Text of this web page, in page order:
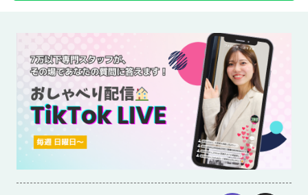
室内設備はCATV・ネット使用料不要・CSなど充実した設備を備
え付けています。暑い日でも寒い日でも、エアコンのある物件な
ら安心です。表面が平らなIHをお使いいただけるので、油汚れを
スッとお掃除できるのが魅力的です。暮らし快適物件、ネット回
線有り、お家でパソコンが使えます。納得できる住まい選びを行
っていきませんか。住まい環境はより良いものにしていきましょ
う。まずはこちらからご覧ください。・退去査定手数料：退去時
５，５００円 ・解約予告：２か月前・短期解約違約金：賃料
２ヶ月分／１年未満、賃料１ヶ月分／２年未満・駐車場：な